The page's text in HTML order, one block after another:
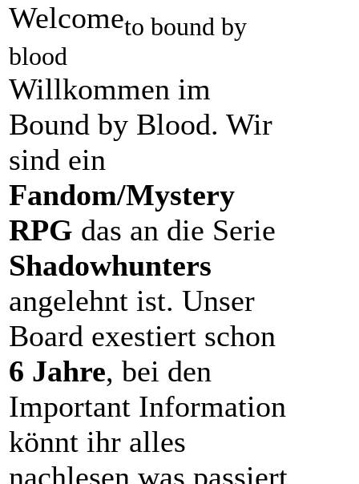
Welcometo bound by
blood
Willkommen im
Bound by Blood. Wir
sind ein
Fandom/Mystery
RPG das an die Serie
Shadowhunters
angelehnt ist. Unser
Board exestiert schon
6 Jahre, bei den
Important Information
könnt ihr alles
nachlesen was passiert